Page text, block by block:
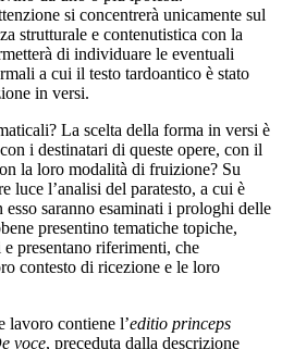
si concentrerà unicamente sul
strutturale e contenutistica con la
di individuare le eventuali
a cui il testo tardoantico è stato
in versi.
La scelta della forma in versi è
i destinatari di queste opere, con il
la loro modalità di fruizione? Su
luce l’analisi del paratesto, a cui è
saranno esaminati i prologhi delle
presentino tematiche topiche,
presentano riferimenti, che
contesto di ricezione e le loro
lavoro contiene l’editio princeps
voce, preceduta dalla descrizione